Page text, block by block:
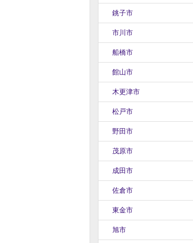
銚子市
市川市
船橋市
館山市
木更津市
松戸市
野田市
茂原市
成田市
佐倉市
東金市
旭市